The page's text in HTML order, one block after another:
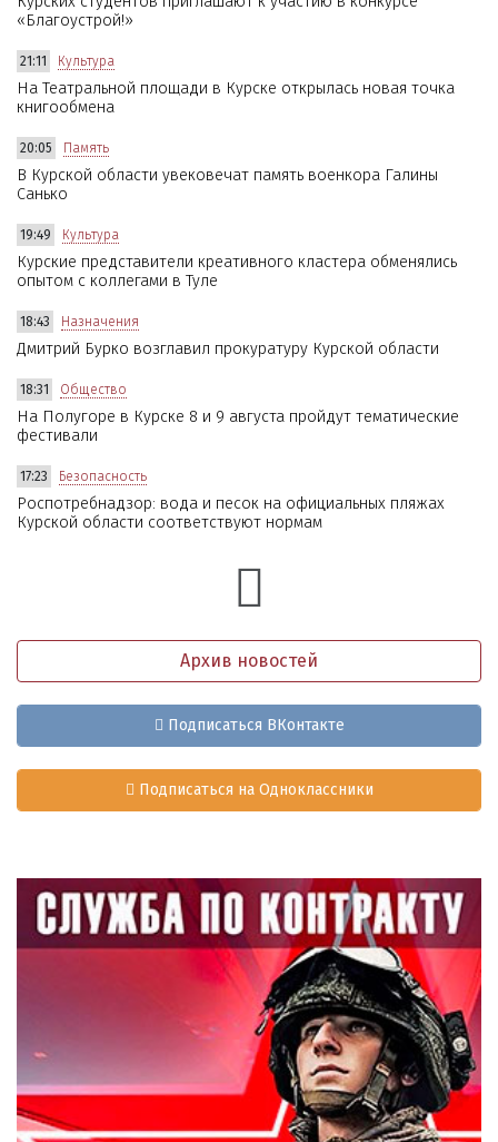
«Благоустрой!»
21:11 Культура
На Театральной площади в Курске открылась новая точка
книгообмена
20:05 Память
В Курской области увековечат память военкора Галины
Санько
19:49 Культура
Курские представители креативного кластера обменялись
опытом с коллегами в Туле
18:43 Назначения
Дмитрий Бурко возглавил прокуратуру Курской области
18:31 Общество
На Полугоре в Курске 8 и 9 августа пройдут тематические
фестивали
17:23 Безопасность
Роспотребнадзор: вода и песок на официальных пляжах
Курской области соответствуют нормам
Архив новостей
Подписаться ВКонтакте
Подписаться на Одноклассники